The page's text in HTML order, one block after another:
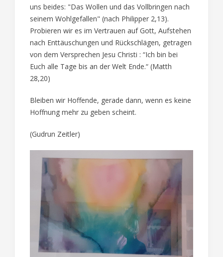
uns beides: "Das Wollen und das Vollbringen nach
seinem Wohlgefallen" (nach Philipper 2,13).
Probieren wir es im Vertrauen auf Gott, Aufstehen
nach Enttäuschungen und Rückschlägen, getragen
von dem Versprechen Jesu Christi : “Ich bin bei
Euch alle Tage bis an der Welt Ende.“ (Matth
28,20)
Bleiben wir Hoffende, gerade dann, wenn es keine
Hoffnung mehr zu geben scheint.
(Gudrun Zeitler)